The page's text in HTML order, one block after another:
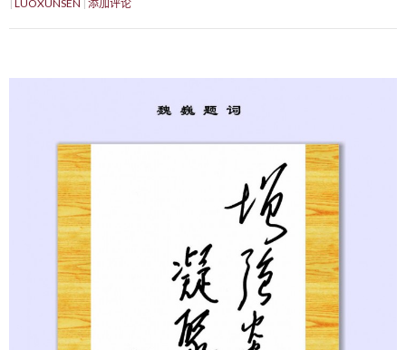
LUOXUNSEN 添加评论